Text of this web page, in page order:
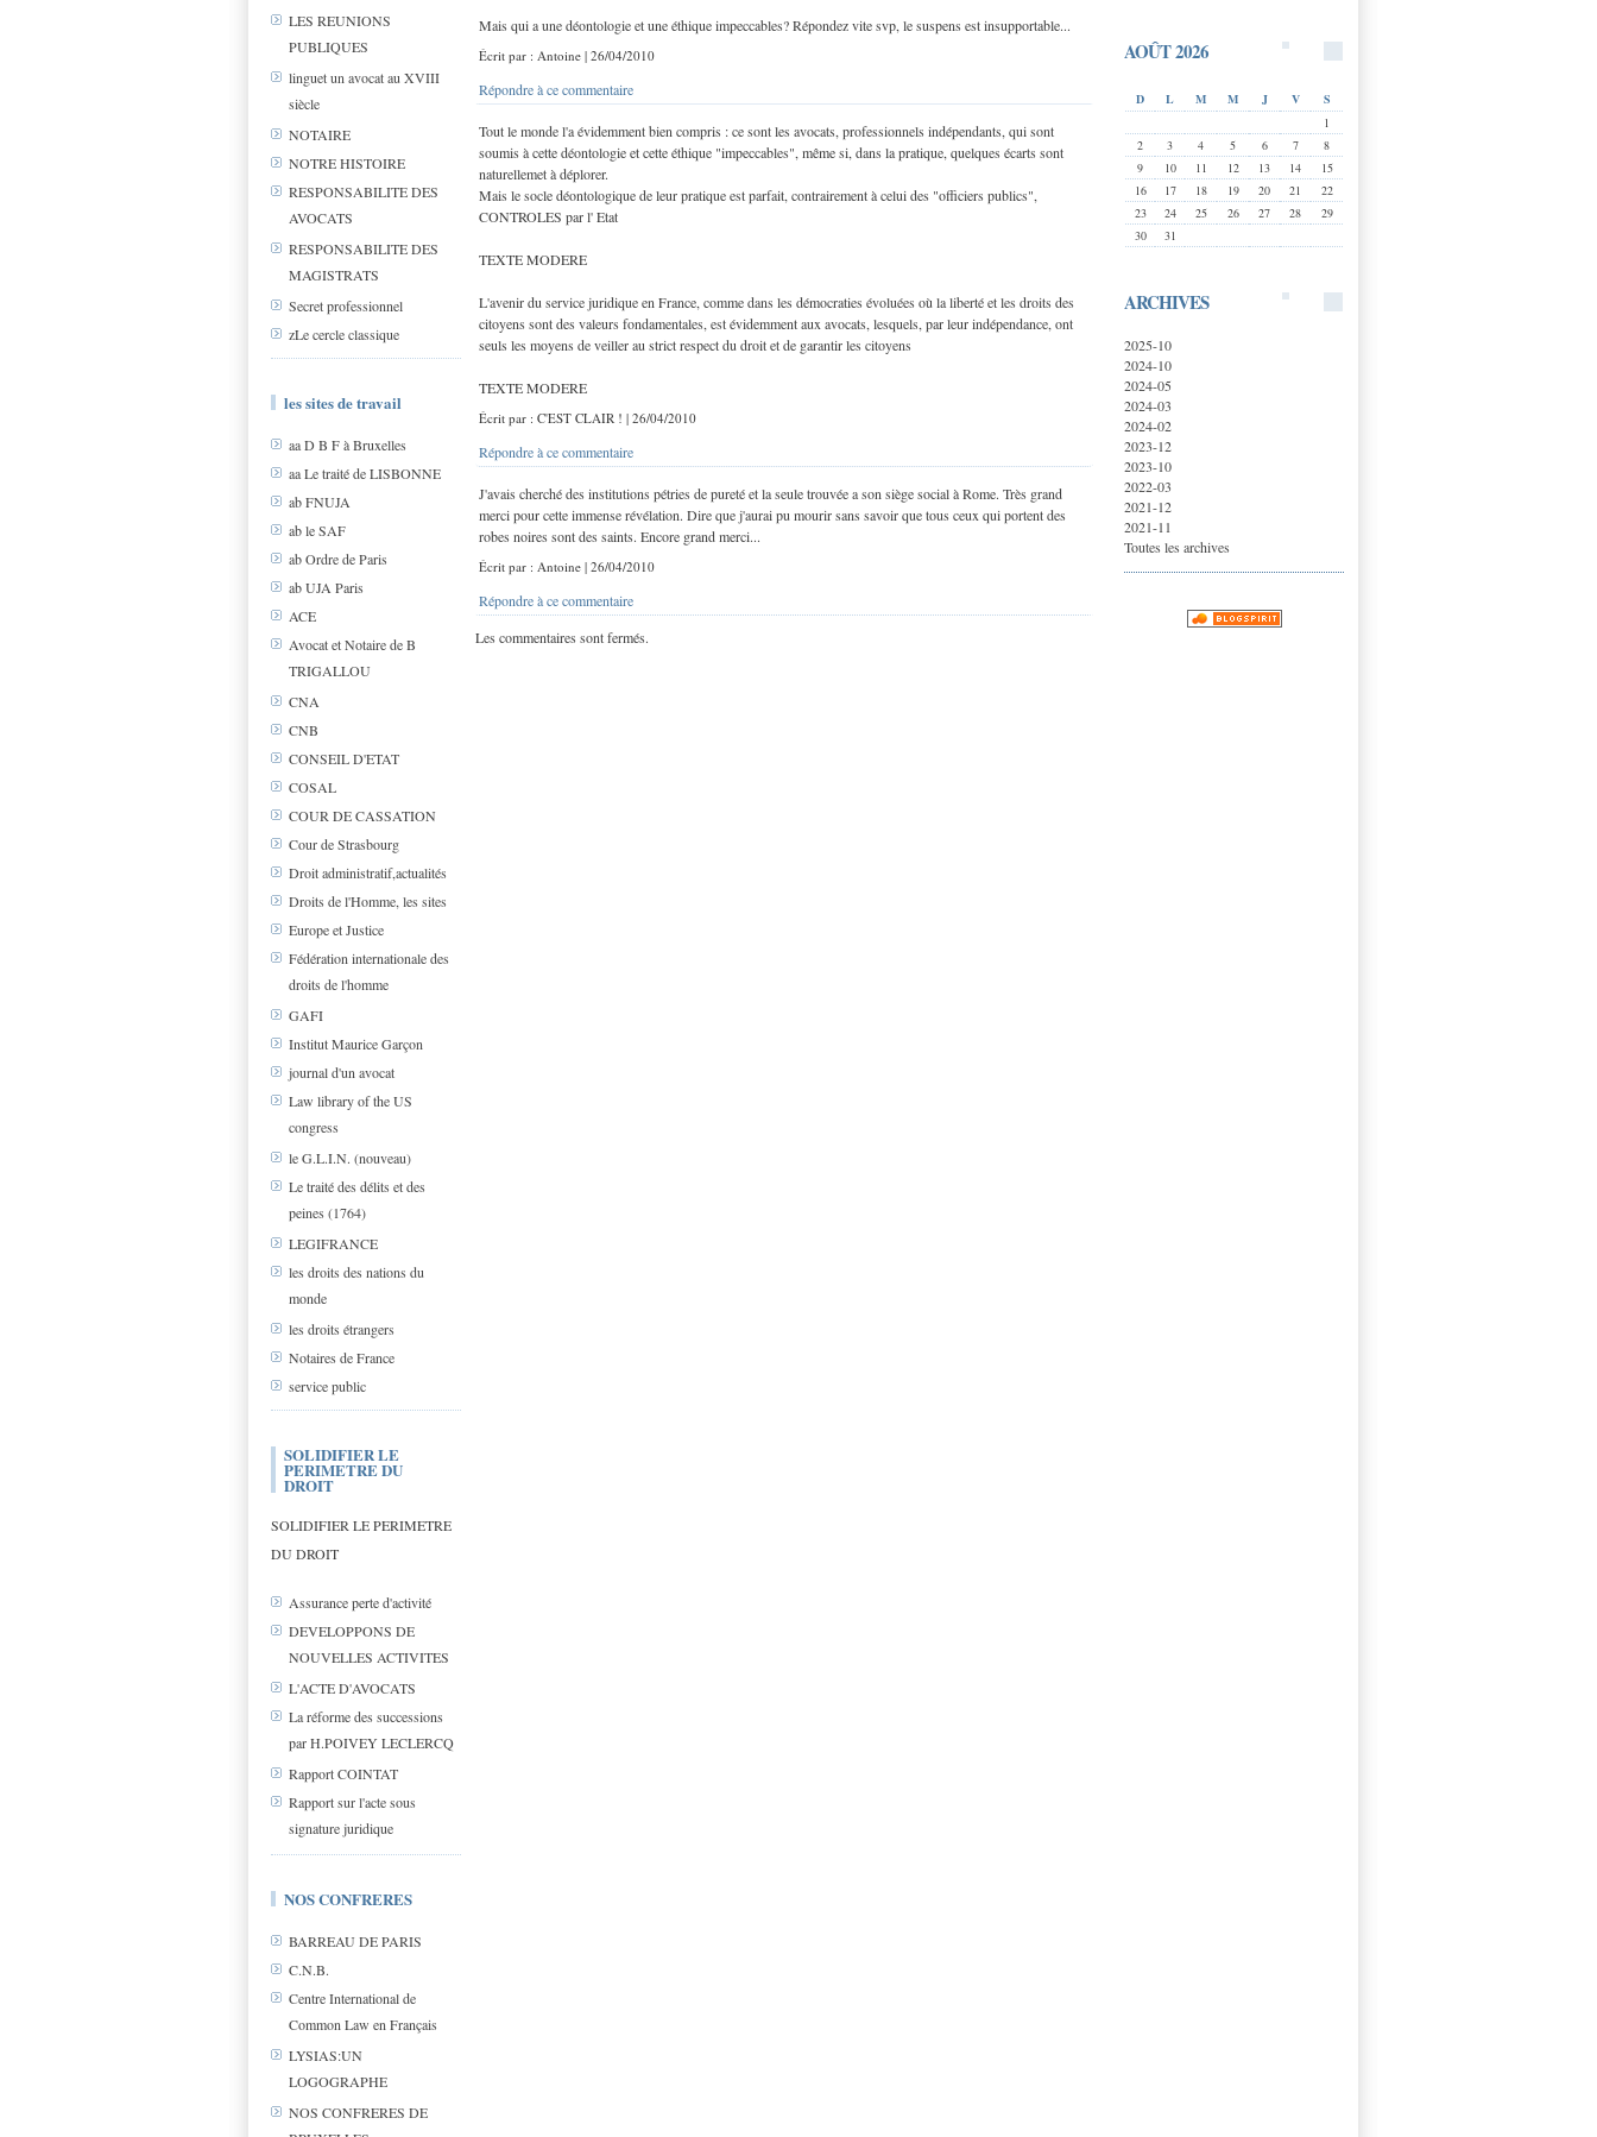
LES REUNIONS
PUBLIQUES
linguet un avocat au XVIII
siècle
NOTAIRE
NOTRE HISTOIRE
RESPONSABILITE DES
AVOCATS
RESPONSABILITE DES
MAGISTRATS
Secret professionnel
zLe cercle classique
les sites de travail
aa D B F à Bruxelles
aa Le traité de LISBONNE
ab FNUJA
ab le SAF
ab Ordre de Paris
ab UJA Paris
ACE
Avocat et Notaire de B
TRIGALLOU
CNA
CNB
CONSEIL D'ETAT
COSAL
COUR DE CASSATION
Cour de Strasbourg
Droit administratif,actualités
Droits de l'Homme, les sites
Europe et Justice
Fédération internationale des
droits de l'homme
GAFI
Institut Maurice Garçon
journal d'un avocat
Law library of the US
congress
le G.L.I.N. (nouveau)
Le traité des délits et des
peines (1764)
LEGIFRANCE
les droits des nations du
monde
les droits étrangers
Notaires de France
service public
SOLIDIFIER LE
PERIMETRE DU
DROIT
SOLIDIFIER LE PERIMETRE
DU DROIT
Assurance perte d'activité
DEVELOPPONS DE
NOUVELLES ACTIVITES
L'ACTE D'AVOCATS
La réforme des successions
par H.POIVEY LECLERCQ
Rapport COINTAT
Rapport sur l'acte sous
signature juridique
NOS CONFRERES
BARREAU DE PARIS
C.N.B.
Centre International de
Common Law en Français
LYSIAS:UN
LOGOGRAPHE
NOS CONFRERES DE
AOÛT 2026
D L M M J V
S
1
2
3 4 5 6 7
8
9
10 11 12 13 14
15
16
17 18 19 20 21
22
23
24 25 26 27 28
29
30
31
ARCHIVES
2025-10
2024-10
2024-05
2024-03
2024-02
2023-12
2023-10
2022-03
2021-12
2021-11
Toutes les archives
Mais qui a une déontologie et une éthique impeccables? Répondez vite svp, le suspens est insupportable...
Écrit par : Antoine | 26/04/2010
Répondre à ce commentaire
Tout le monde l'a évidemment bien compris : ce sont les avocats, professionnels indépendants, qui sont
soumis à cette déontologie et cette éthique "impeccables", même si, dans la pratique, quelques écarts sont
naturellemet à déplorer.
Mais le socle déontologique de leur pratique est parfait, contrairement à celui des "officiers publics",
CONTROLES par l' Etat
TEXTE MODERE
L'avenir du service juridique en France, comme dans les démocraties évoluées où la liberté et les droits des
citoyens sont des valeurs fondamentales, est évidemment aux avocats, lesquels, par leur indépendance, ont
seuls les moyens de veiller au strict respect du droit et de garantir les citoyens
TEXTE MODERE
Écrit par : C'EST CLAIR ! | 26/04/2010
Répondre à ce commentaire
J'avais cherché des institutions pétries de pureté et la seule trouvée a son siège social à Rome. Très grand
merci pour cette immense révélation. Dire que j'aurai pu mourir sans savoir que tous ceux qui portent des
robes noires sont des saints. Encore grand merci...
Écrit par : Antoine | 26/04/2010
Répondre à ce commentaire
Les commentaires sont fermés.